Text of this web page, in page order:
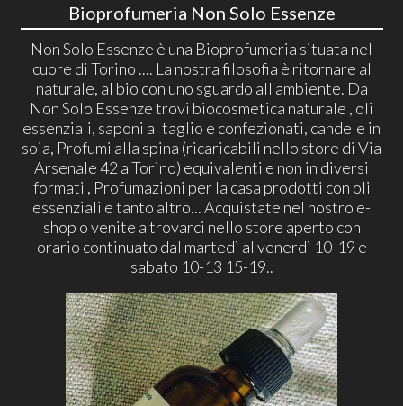
Bioprofumeria Non Solo Essenze
Non Solo Essenze è una Bioprofumeria situata nel
cuore di Torino .... La nostra filosofia è ritornare al
naturale, al bio con uno sguardo all ambiente. Da
Non Solo Essenze trovi biocosmetica naturale , oli
essenziali, saponi al taglio e confezionati, candele in
soia, Profumi alla spina (ricaricabili nello store di Via
Arsenale 42 a Torino) equivalenti e non in diversi
formati , Profumazioni per la casa prodotti con oli
essenziali e tanto altro... Acquistate nel nostro e-
shop o venite a trovarci nello store aperto con
orario continuato dal martedì al venerdì 10-19 e
sabato 10-13 15-19..